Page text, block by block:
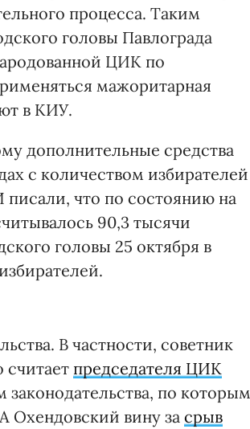
процесса. Таким
головы Павлограда
ЦИК по
мажоритарная
в КИУ.
дополнительные средства
с количеством избирателей
что по состоянию на
90,3 тысячи
головы 25 октября в
В частности, советник
считает председателя ЦИК
по которым
Охендовский вину за срыв